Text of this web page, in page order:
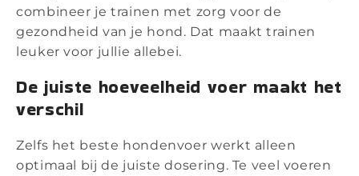
combineer je trainen met zorg voor de
gezondheid van je hond. Dat maakt trainen
leuker voor jullie allebei.
De juiste hoeveelheid voer maakt het
verschil
Zelfs het beste hondenvoer werkt alleen
optimaal bij de juiste dosering. Te veel voeren